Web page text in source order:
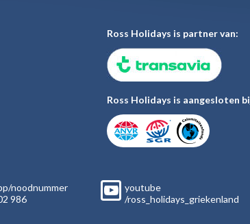
Ross Holidays is partner van:
Ross Holidays is aangesloten
noodnummer
986
youtube
/ross_holidays_griekenland